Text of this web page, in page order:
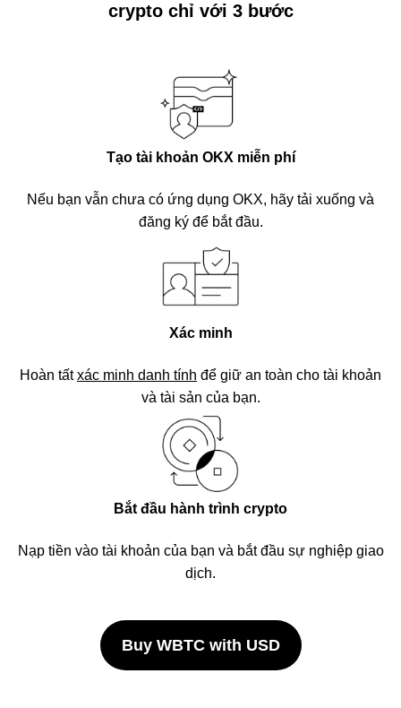
crypto chỉ với 3 bước
Tạo tài khoản OKX miễn phí
Nếu bạn vẫn chưa có ứng dụng OKX, hãy tải xuống và
đăng ký để bắt đầu.
Xác minh
Hoàn tấtxác minh danh tính để giữ an toàn cho tài khoản
và tài sản của bạn.
Bắt đầu hành trình crypto
Nạp tiền vào tài khoản của bạn và bắt đầu sự nghiệp giao
dịch.
Buy WBTC with USD